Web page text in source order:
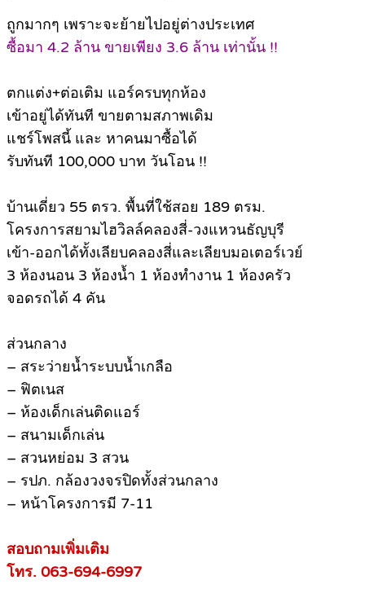
ถูกมากๆ เพราะจะย้ายไปอยู่ต่างประเทศ
ซื้อมา 4.2 ล้าน ขายเพียง 3.6 ล้าน เท่านั้น !!
ตกแต่ง+ต่อเติม แอร์ครบทุกห้อง
เข้าอยู่ได้ทันที ขายตามสภาพเดิม
แชร์โพสนี้ และ หาคนมาซื้อได้
รับทันที 100,000 บาท วันโอน !!
บ้านเดี่ยว 55 ตรว. พื้นที่ใช้สอย 189 ตรม.
โครงการสยามไฮวิลล์คลองสี่-วงแหวนธัญบุรี
เข้า-ออกได้ทั้งเลียบคลองสี่และเลียบมอเตอร์เวย์
3 ห้องนอน 3 ห้องน้ำ 1 ห้องทำงาน 1 ห้องครัว
จอดรถได้ 4 คัน
ส่วนกลาง
– สระว่ายน้ำระบบน้ำเกลือ
– ฟิตเนส
– ห้องเด็กเล่นติดแอร์
– สนามเด็กเล่น
– สวนหย่อม 3 สวน
– รปภ. กล้องวงจรปิดทั้งส่วนกลาง
– หน้าโครงการมี 7-11
สอบถามเพิ่มเติม
โทร. 063-694-6997